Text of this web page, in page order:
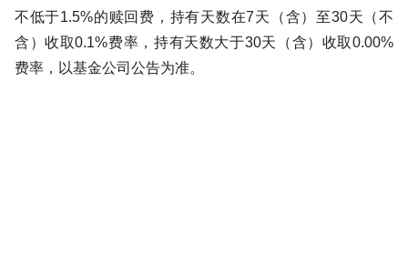
不低于1.5%的赎回费，持有天数在7天（含）至30天（不
含）收取0.1%费率，持有天数大于30天（含）收取0.00%
费率，以基金公司公告为准。